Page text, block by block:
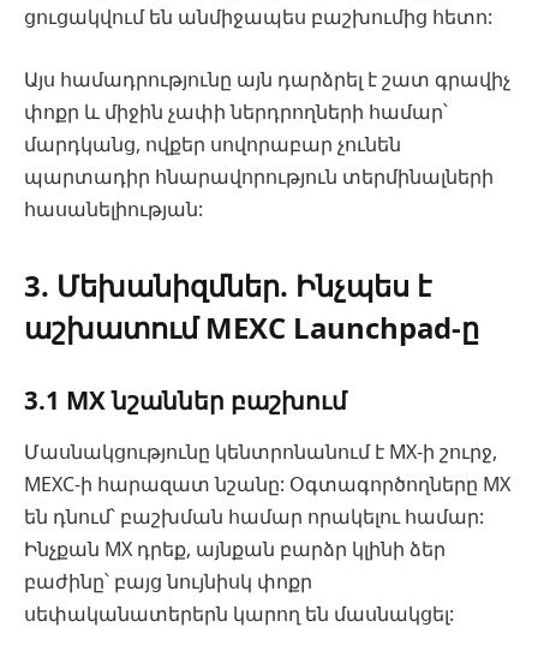
ցուցակվում են անմիջապես բաշխումից հետո:
Այս համադրությունը այն դարձրել է շատ գրավիչ
փոքր և միջին չափի ներդրողների համար՝
մարդկանց, ովքեր սովորաբար չունեն
պարտադիր հնարավորություն տերմինալների
հասանելիության:
3. Մեխանիզմներ. Ինչպես է
աշխատում MEXC Launchpad-ը
3.1 MX նշաններ բաշխում
Մասնակցությունը կենտրոնանում է MX-ի շուրջ,
MEXC-ի հարազատ նշանը: Օգտագործողները MX
են դնում՝ բաշխման համար որակելու համար:
Ինչքան MX դրեք, այնքան բարձր կլինի ձեր
բաժինը՝ բայց նույնիսկ փոքր
սեփականատերերն կարող են մասնակցել: